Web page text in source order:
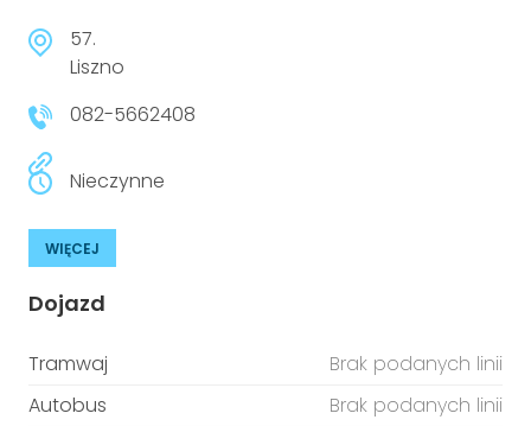
57.
Liszno
082-5662408
Nieczynne
WIĘCEJ
Dojazd
Tramwaj
Brak podanych linii
Autobus
Brak podanych linii